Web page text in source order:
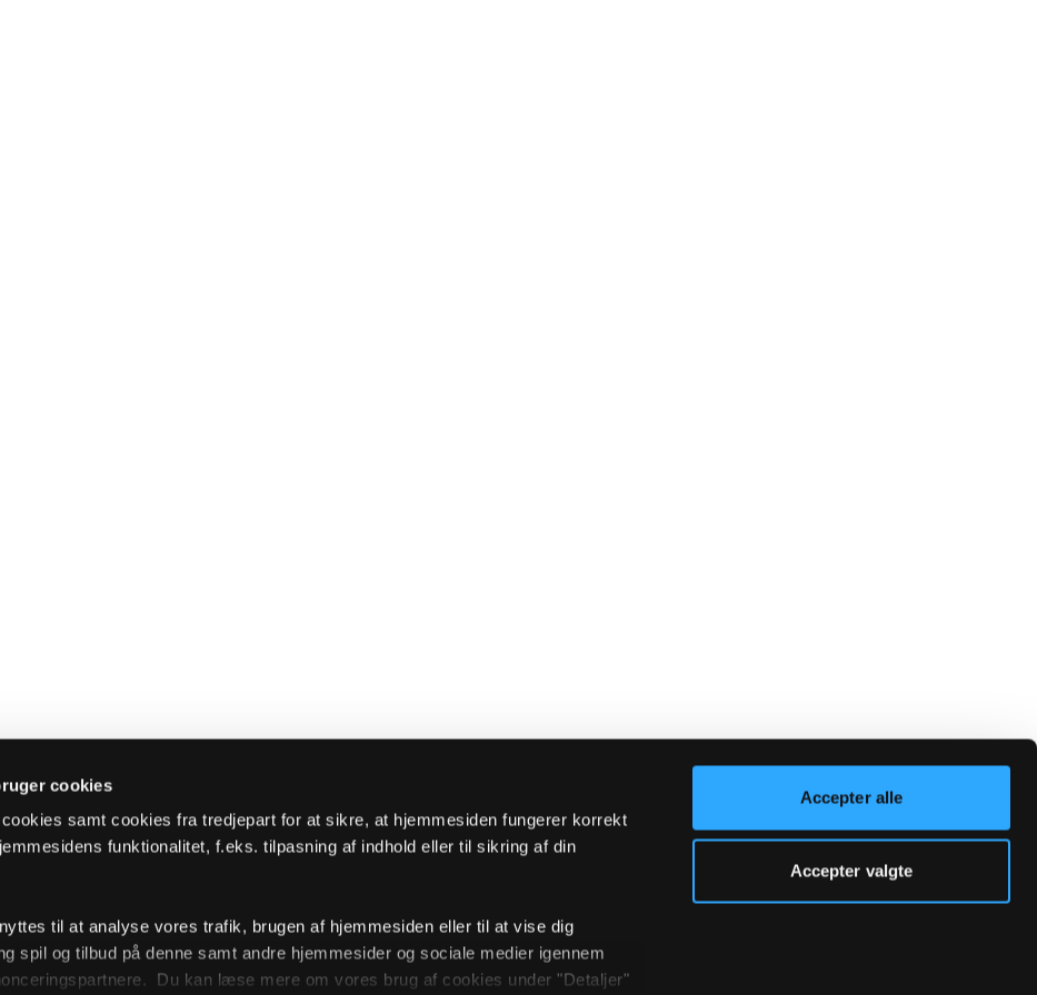
cookies
samt cookies fra tredjepart for at sikre, at hjemmesiden fungerer korrekt
funktionalitet, f.eks. tilpasning af indhold eller til sikring af din
til at analyse vores trafik, brugen af hjemmesiden eller til at vise dig
spil og tilbud på denne samt andre hjemmesider og sociale medier igennem
Du kan læse mere om vores brug af cookies under "Detaljer"
Accepter alle
Accepter valgte